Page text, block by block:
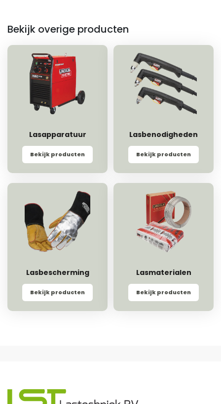
Bekijk overige producten
Lasapparatuur
Bekijk producten
Lasbenodigheden
Bekijk producten
Lasbescherming
Bekijk producten
Lasmaterialen
Bekijk producten